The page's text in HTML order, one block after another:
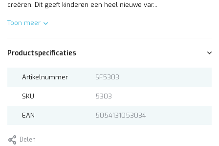
creëren. Dit geeft kinderen een heel nieuwe var...
Toon meer
Productspecificaties
Artikelnummer SF5303
SKU 5303
EAN 5054131053034
Delen